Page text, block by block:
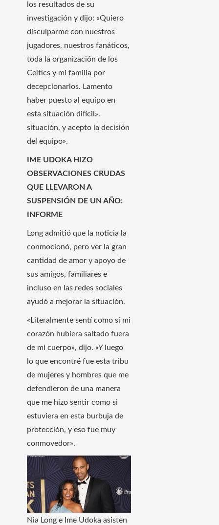
los resultados de su
investigación y dijo: «Quiero
disculparme con nuestros
jugadores, nuestros fanáticos,
toda la organización de los
Celtics y mi familia por
decepcionarlos. Lamento
haber puesto al equipo en
esta situación difícil».
situación, y acepto la decisión
del equipo».
IME UDOKA HIZO
OBSERVACIONES CRUDAS
QUE LLEVARON A
SUSPENSIÓN DE UN AÑO:
INFORME
Long admitió que la noticia la
conmocionó, pero ver la gran
cantidad de amor y apoyo de
sus amigos, familiares e
incluso en las redes sociales
ayudó a mejorar la situación.
«Literalmente sentí como si mi
corazón hubiera saltado fuera
de mi cuerpo», dijo. «Y luego
lo que encontré fue esta tribu
de mujeres y hombres que me
defendieron de una manera
que me hizo sentir como si
estuviera en esta burbuja de
protección, y eso fue muy
conmovedor».
Nia Long e Ime Udoka asisten